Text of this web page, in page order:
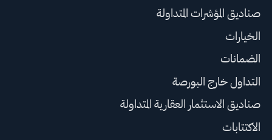
صناديق المؤشرات المتداولة
الخيارات
الضمانات
التداول خارج البورصة
صناديق الاستثمار العقارية المتداولة
الاكتتابات